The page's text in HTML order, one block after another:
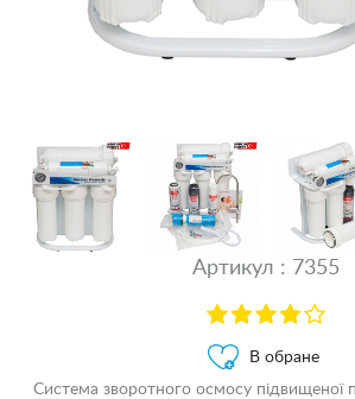
Артикул : 7355
В обране
Система зворотного осмосу підвищеної